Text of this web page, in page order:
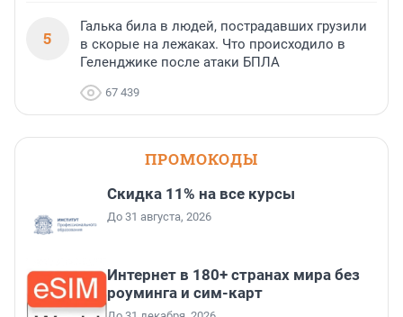
5
Галька била в людей, пострадавших грузили
в скорые на лежаках. Что происходило в
Геленджике после атаки БПЛА
67 439
ПРОМОКОДЫ
Скидка 11% на все курсы
До 31 августа, 2026
Интернет в 180+ странах мира без
роуминга и сим-карт